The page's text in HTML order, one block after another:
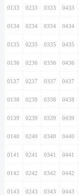
0133 0233 0333 0433
0134 0234 0334 0434
0135 0235 0335 0435
0136 0236 0336 0436
0137 0237 0337 0437
0138 0238 0338 0438
0139 0239 0339 0439
0140 0240 0340 0440
0141 0241 0341 0441
0142 0242 0342 0442
0143 0243 0343 0443